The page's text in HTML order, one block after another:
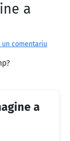
a
un comentariu
a